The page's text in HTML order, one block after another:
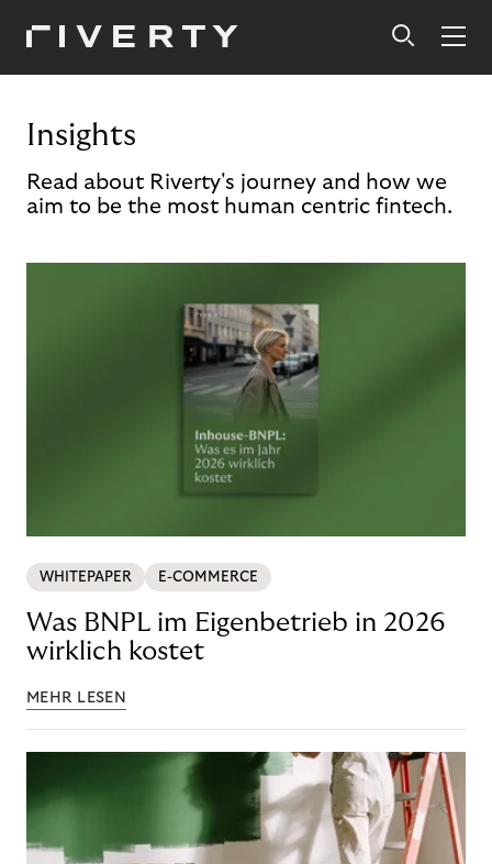
Insights
Read about Riverty's journey and how we
aim to be the most human centric fintech.
WHITEPAPER E-COMMERCE
Was BNPL im Eigenbetrieb in 2026
wirklich kostet
MEHR LESEN